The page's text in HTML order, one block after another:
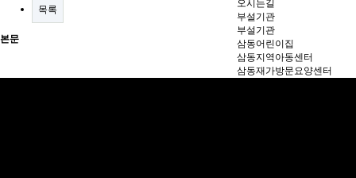
오시는길
부설기관
부설기관
삼동어린이집
삼동지역아동센터
삼동재가방문요양센터
목록
본문